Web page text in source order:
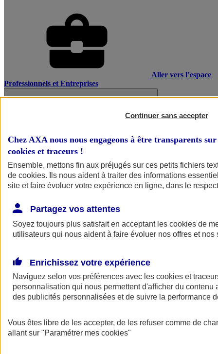
Aller vers l’espace
Professionnels et Entreprises
AXA Assurance
Continuer sans accepter
Chez AXA nous nous engageons à être transparents
cookies et traceurs !
Ensemble, mettons fin aux préjugés sur ces petits fichiers
de cookies. Ils nous aident à traiter des informations
site et faire évoluer votre expérience en ligne, dans le
Partagez vos attentes
Soyez toujours plus satisfait en acceptant les cookies de
utilisateurs qui nous aident à faire évoluer nos offres et nos
Enrichissez votre expérience
Naviguez selon vos préférences avec les cookies et
personnalisation qui nous permettent d'afficher du contenu
des publicités personnalisées et de suivre la performance
Vous êtes libre de les accepter, de les refuser comme de
allant sur "Paramétrer mes cookies"